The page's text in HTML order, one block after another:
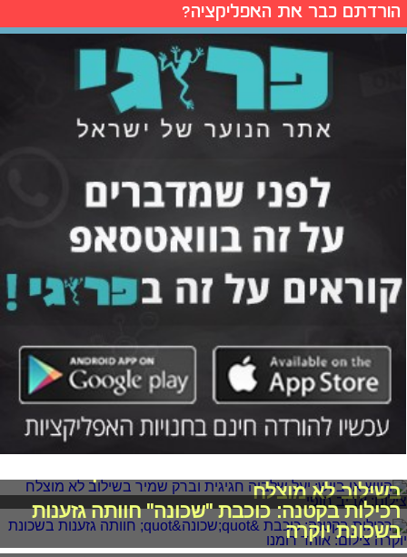
הורדתם כבר את האפליקציה?
בשילוב לא מוצלח
רכילות בקטנה: כוכבת "שכונה" חוותה גזענות
בשכונת יוקרה